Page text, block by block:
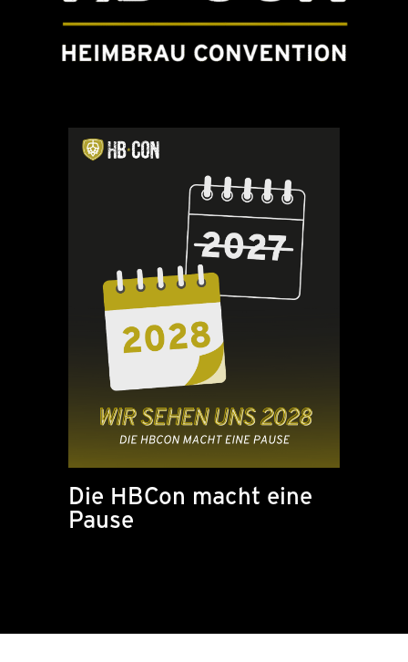
Die HBCon macht eine
Pause